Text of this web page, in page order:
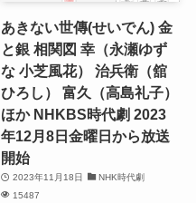
あきない世傳(せいでん) 金
と銀 相関図 幸（永瀬ゆず
な 小芝風花） 治兵衛（舘
ひろし） 富久（高島礼子）
ほか NHKBS時代劇 2023
年12月8日金曜日から放送
開始
2023年11月18日
NHK時代劇
15487